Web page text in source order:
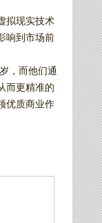
拟现实技术
响到市场前
，而他们通
而更精准的
优质商业作